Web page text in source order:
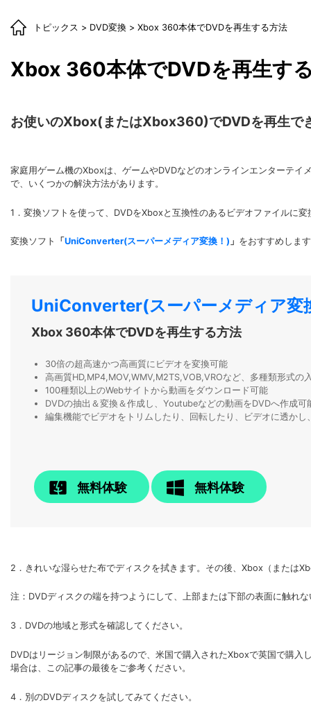
トピックス > DVD変換 > Xbox 360本体でDVDを再生する方法
Xbox 360本体でDVDを再生す
お使いのXbox(またはXbox360)でDVDを再生で
家庭用ゲーム機のXboxは、ゲームやDVDなどのオンラインエンターテ
で、いくつかの解決方法があります。
1．変換ソフトを使って、DVDをXboxと互換性のあるビデオファイルに
変換ソフト 「 UniConverter(スーパーメディア変換！) 」 をおすすめしま
UniConverter(スーパーメディア
Xbox 360本体でDVDを再生する方法
30倍の超高速かつ高画質にビデオを変換可能
高画質HD,MP4,MOV,WMV,M2TS,VOB,VROなど、多種類形式の
100種類以上のWebサイトから動画をダウンロード可能
DVDの抽出＆変換＆作成し、Youtubeなどの動画をDVDへ作成可
編集機能でビデオをトリムしたり、回転したり、ビデオに透か
無料体験 無料体験
2．きれいな湿らせた布でディスクを拭きます。その後、Xbox（または
注：DVDディスクの端を持つようにして、上部または下部の表面に触れ
3．DVDの地域と形式を確認してください。
DVDはリージョン制限があるので、米国で購入されたXboxで英国で購入
場合は、この記事の最後をご参考ください。
4．別のDVDディスクを試してみてください。